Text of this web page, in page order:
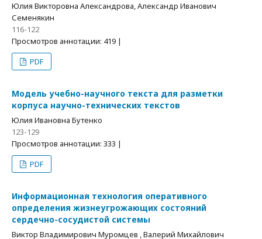
Юлия Викторовна Александрова, Александр Иванович
Семенякин
116-122
Просмотров аннотации: 419 |
PDF
Модель учебно-научного текста для разметки
корпуса научно-технических текстов
Юлия Ивановна Бутенко
123-129
Просмотров аннотации: 333 |
PDF
Информационная технология оперативного
определения жизнеугрожающих состояний
сердечно-сосудистой системы
Виктор Владимирович Муромцев , Валерий Михайлович